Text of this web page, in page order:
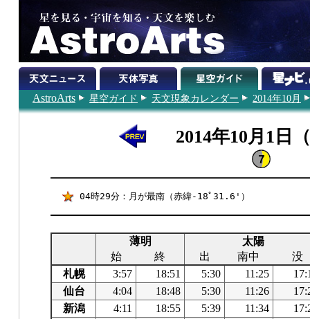
AstroArts 星空ガイド 天文現象カレンダー 2014年10月
2014年10月1日
04時29分：月が最南（赤緯-18ﾟ31.6'）
薄明
太陽
始
終 出 南中
没
札幌
3:57 18:51 5:30 11:25
仙台
4:04 18:48 5:30 11:26
新潟
4:11 18:55 5:39 11:34